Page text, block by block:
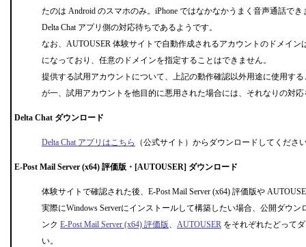
たのは Android のスマホのみ。iPhone ではなかなかうまく音声通話で
Delta Chat アプリ側の対応待ちであるようです。
なお、AUTOUSER 体験サイトで自動作成されるアカウントのドメイン
になっており、任意のドメインを指定することはできません。
提供する試用アカウントについて、上記の動作確認以外用途に使用す
が一、試用アカウントを他目的に悪用された場合には、それなりの対
Delta Chat ダウンロード
Delta Chat アプリはこちら （公式サイト）からダウンロードしてくださ
E-Post Mail Server (x64) 評価版・[AUTOUSER] ダウンロード
体験サイトで確認された後、E-Post Mail Server (x64) 評価版や
実際にWindows Serverにインストールして構築したい場合、公開ダウ
ンク E-Post Mail Server (x64) 評価版 AUTOUSER をそれぞれたどって
い。